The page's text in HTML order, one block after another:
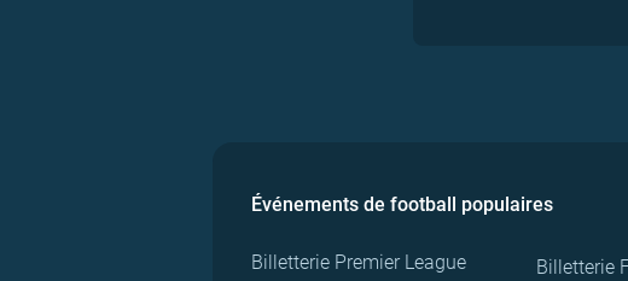
Événements de football populaires
Billetterie Premier League
Billetterie